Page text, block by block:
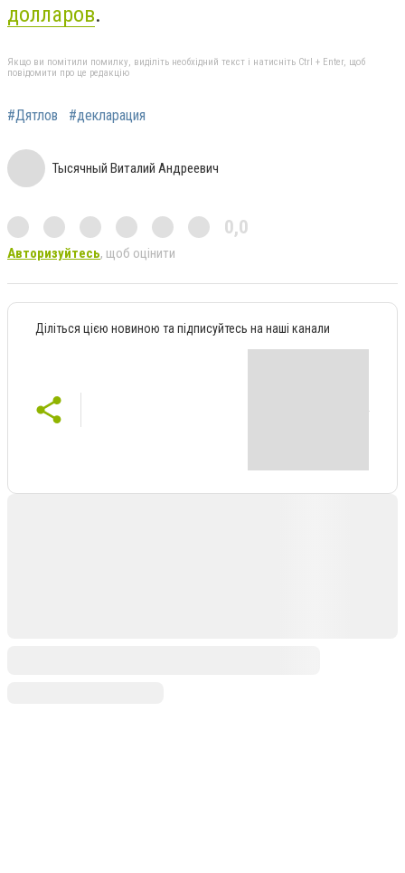
долларов.
Якщо ви помітили помилку, виділіть необхідний текст і натисніть Ctrl + Enter, щоб
повідомити про це редакцію
#Дятлов #декларация
Тысячный Виталий Андреевич
0,0
Авторизуйтесь, щоб оцінити
Діліться цією новиною та підписуйтесь на наші канали